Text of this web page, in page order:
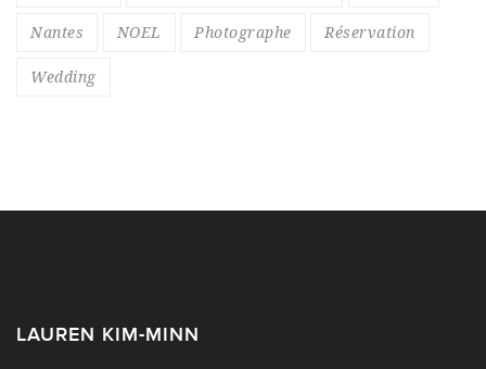
Nantes NOEL Photographe Réservation
Wedding
LAUREN KIM-MINN